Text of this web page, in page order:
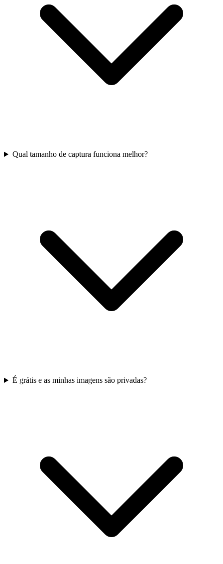
Qual tamanho de captura funciona melhor?
É grátis e as minhas imagens são privadas?